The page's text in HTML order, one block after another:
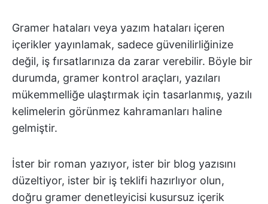
Gramer hataları veya yazım hataları içeren
içerikler yayınlamak, sadece güvenilirliğinize
değil, iş fırsatlarınıza da zarar verebilir. Böyle bir
durumda, gramer kontrol araçları, yazıları
mükemmelliğe ulaştırmak için tasarlanmış, yazılı
kelimelerin görünmez kahramanları haline
gelmiştir.
İster bir roman yazıyor, ister bir blog yazısını
düzeltiyor, ister bir iş teklifi hazırlıyor olun,
doğru gramer denetleyicisi kusursuz içerik